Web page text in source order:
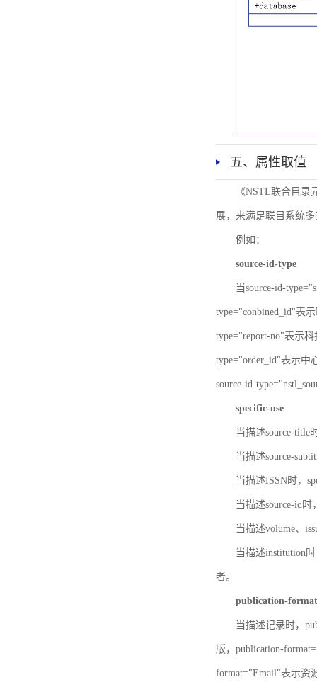
五、属性取值
《NSTL联合目
展，来满足联目系统
例如：
source-id-type
当source-id-
type="conbined_id"表
type="report-no"表示
type="order_id"表示中
source-id-
specific-use
当描述source-title
当描述source-
当描述ISSN时，
当描述source-id
当描述volume、
当描述institution
者。
publication-format
当描述记录时，
版，publication-
format="Email"表示资